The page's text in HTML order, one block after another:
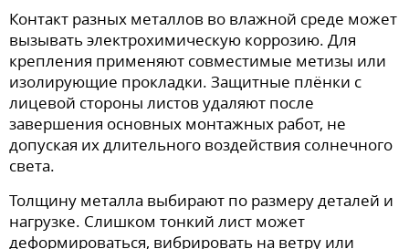
Контакт разных металлов во влажной среде может
вызывать электрохимическую коррозию. Для
крепления применяют совместимые метизы или
изолирующие прокладки. Защитные плёнки с
лицевой стороны листов удаляют после
завершения основных монтажных работ, не
допуская их длительного воздействия солнечного
света.
Толщину металла выбирают по размеру деталей и
нагрузке. Слишком тонкий лист может
деформироваться, вибрировать на ветру или